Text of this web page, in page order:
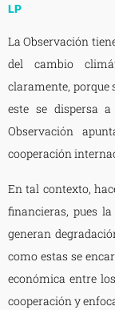
LP
La Observación
del cambio
claramente, porque
este se dispersa
Observación
cooperación
En tal contexto,
financieras, pues
generan
como estas se
económica entre
cooperación y